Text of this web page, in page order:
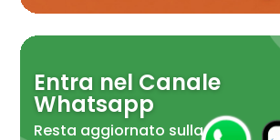
Entra nel Canale
Whatsapp
Resta aggiornato sulla